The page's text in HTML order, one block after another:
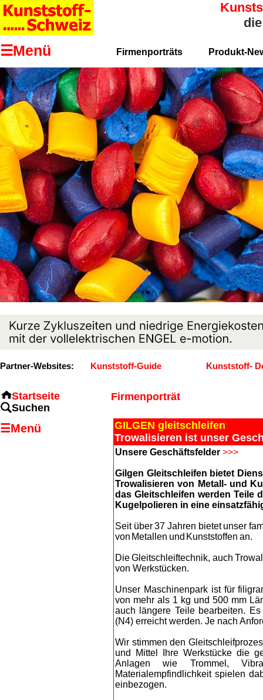
Firmenporträt
GILGEN gleitschleifen
Trowalisieren ist unser
Unsere Geschäftsfelder >>>
Gilgen Gleitschleifen bietet
Trowalisieren von Metall- und
das Gleitschleifen werden Teile
Kugelpolieren in eine
Seit über 37 Jahren bietet unser
von Metallen und Kunststoffen an.
Die Gleitschleiftechnik, auch
von Werkstücken.
Unser Maschinenpark ist für
von mehr als 1 kg und 500 mm
auch längere Teile bearbeiten.
(N4) erreicht werden. Je nach
Wir stimmen den
und Mittel Ihre Werkstücke die
Anlagen wie Trommel,
Materialempfindlichkeit spielen
einbezogen.
Partner-Websites: Kunststoff-Guide Kunststoff-
Startseite
Suchen
☰Menü
☰Menü
Firmenporträts Produkt-